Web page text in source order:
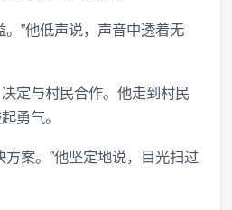
。”他低声说，声音中透着无
定与村民合作。他走到村民
勇气。
方案。”他坚定地说，目光扫过